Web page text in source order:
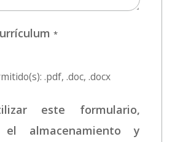
*
.pdf, .doc, .docx
este formulario,
el almacenamiento y